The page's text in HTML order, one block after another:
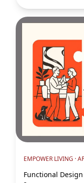
EMPOWER LIVING ·
Functional